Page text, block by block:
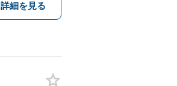
詳細を見る